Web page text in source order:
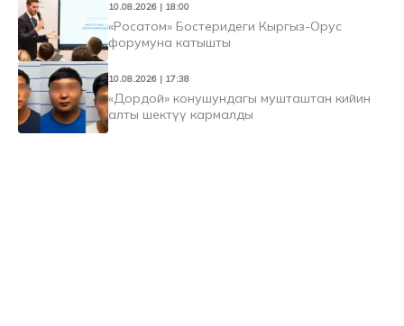
10.08.2026 | 18:00
«Росатом» Бостеридеги Кыргыз-Орус
форумуна катышты
10.08.2026 | 17:38
«Дордой» конушундагы мушташтан кийин
алты шектүү кармалды